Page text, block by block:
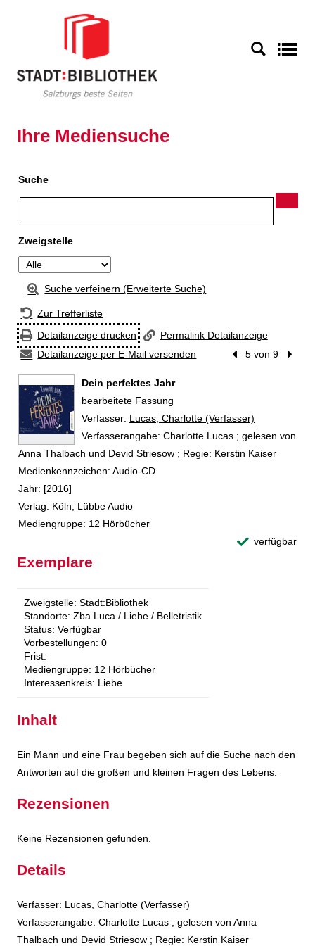
Ihre Mediensuche
Suche
Zweigstelle
Suche verfeinern (Erweiterte Suche)
Zur Trefferliste
Detailanzeige drucken
Permalink Detailanzeige
Detailanzeige per E-Mail versenden
Vorheriger Treffer
5 von 9
Dein perfektes Jahr
bearbeitete Fassung
Verfasser: Suche nach diesem Verfasser
Lucas, Charlotte (Verfasser)
Verfasserangabe: Charlotte Lucas ; gelesen von
Anna Thalbach und Devid Striesow ; Regie: Kerstin Kaiser
Medienkennzeichen: Audio-CD
Jahr: [2016]
Verlag: Köln, Lübbe Audio
Mediengruppe: 12 Hörbücher
verfügbar
Exemplare
Zweigstelle: Stadt:Bibliothek
Standorte: Zba Luca / Liebe / Belletristik
Status: Verfügbar
Vorbestellungen: 0
Frist:
Mediengruppe: 12 Hörbücher
Interessenkreis: Liebe
Inhalt
Ein Mann und eine Frau begeben sich auf die Suche nach den
Antworten auf die großen und kleinen Fragen des Lebens.
Rezensionen
Keine Rezensionen gefunden.
Details
Verfasser: Suche nach diesem Verfasser
Lucas, Charlotte (Verfasser)
Verfasserangabe: Charlotte Lucas ; gelesen von Anna
Thalbach und Devid Striesow ; Regie: Kerstin Kaiser